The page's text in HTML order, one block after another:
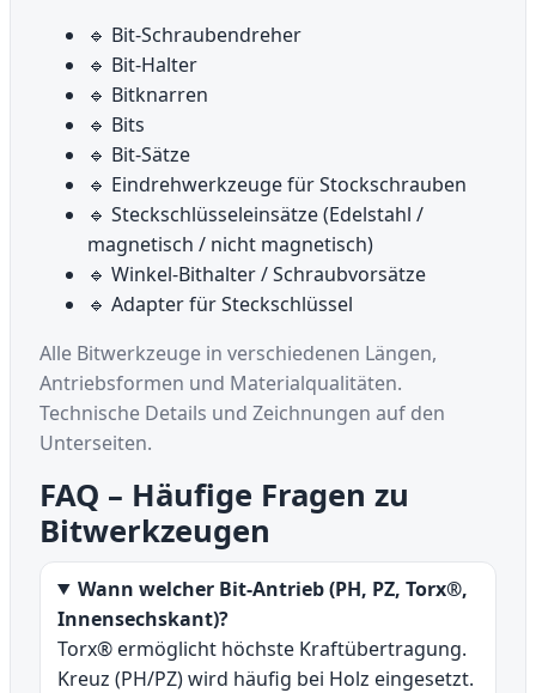
🔹 Bit-Schraubendreher
🔹 Bit-Halter
🔹 Bitknarren
🔹 Bits
🔹 Bit-Sätze
🔹 Eindrehwerkzeuge für Stockschrauben
🔹 Steckschlüsseleinsätze (Edelstahl /
magnetisch / nicht magnetisch)
🔹 Winkel-Bithalter / Schraubvorsätze
🔹 Adapter für Steckschlüssel
Alle Bitwerkzeuge in verschiedenen Längen,
Antriebsformen und Materialqualitäten.
Technische Details und Zeichnungen auf den
Unterseiten.
FAQ – Häufige Fragen zu
Bitwerkzeugen
Wann welcher Bit-Antrieb (PH, PZ, Torx®,
Innensechskant)?
Torx® ermöglicht höchste Kraftübertragung.
Kreuz (PH/PZ) wird häufig bei Holz eingesetzt.